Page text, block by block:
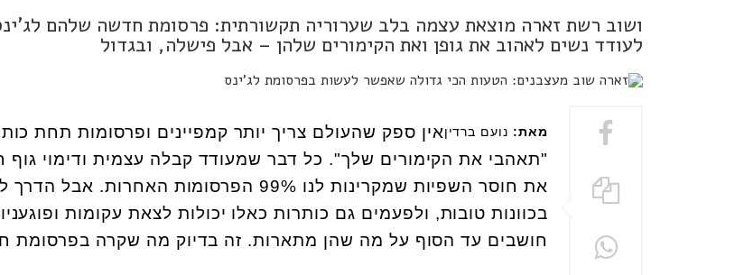
ושוב רשת זארה מוצאת עצמה בלב שערוריה תקשורתית: פרסומת חדשה שלהם
לעודד נשים לאהוב את גופן ואת הקימורים שלהן – אבל פישלה, ובגדול
מאת: נועם ברדיןאין ספק שהעולם צריך יותר קמפיינים ופרסומות תחת
"תאהבי את הקימורים שלך". כל דבר שמעודד קבלה עצמית ודימוי גוף
את חוסר השפיות שמקרינות לנו 99% הפרסומות האחרות.
בכוונות טובות, ולפעמים גם כותרות כאלו יכולות לצאת עקומות
חושבים עד הסוף על מה שהן מתארות. זה בדיוק מה שקרה בפרסומת